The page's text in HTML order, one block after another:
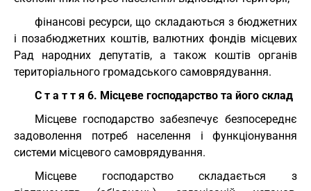
фінансові ресурси, що складаються з бюджетних
і позабюджетних коштів, валютних фондів місцевих
Рад народних депутатів, а також коштів органів
територіального громадського самоврядування.
С т а т т я 6. Місцеве господарство та його склад
Місцеве господарство забезпечує безпосереднє
задоволення потреб населення і функціонування
системи місцевого самоврядування.
Місцеве господарство складається з